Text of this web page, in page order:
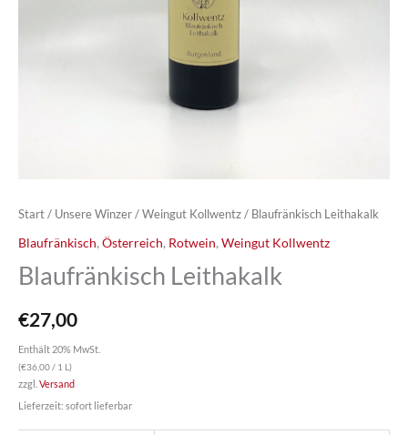
Start / Unsere Winzer / Weingut Kollwentz / Blaufränkisch Leithakalk
Blaufränkisch, Österreich, Rotwein, Weingut Kollwentz
Blaufränkisch Leithakalk
€27,00
Enthält 20% MwSt.
(€36,00/ 1 L)
zzgl. Versand
Lieferzeit: sofort lieferbar